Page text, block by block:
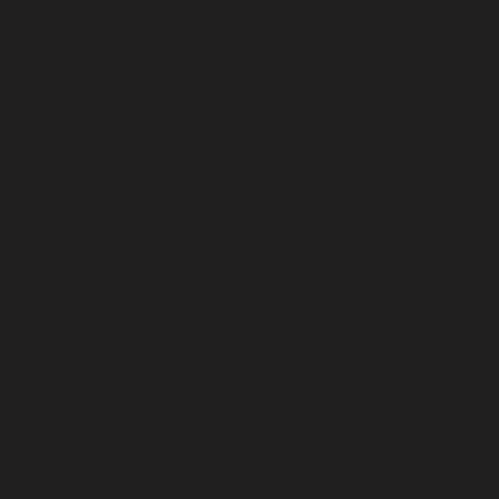
Alsace AOC